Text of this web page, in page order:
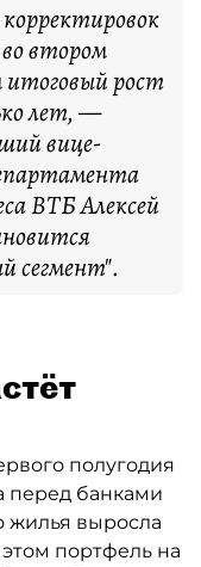
втором
итоговый рост
лет, —
вице-
ВТБ Алексей
сегмент".
полугодия
перед банками
жилья выросла
портфель на